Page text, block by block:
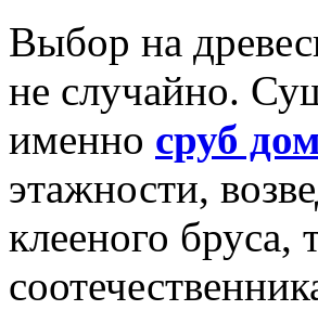
Выбор на
не случайно.
именно сруб
этажности,
клееного